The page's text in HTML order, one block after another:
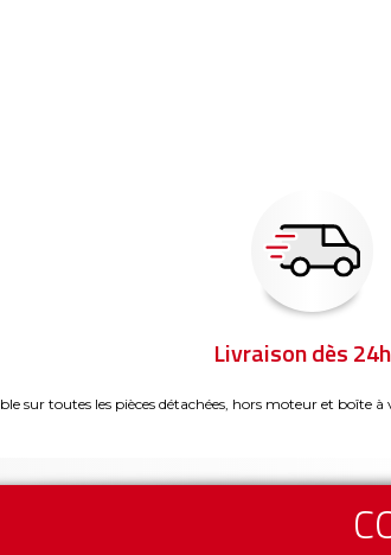
Livraison dès 24h
sur toutes les pièces détachées, hors moteur et boîte à